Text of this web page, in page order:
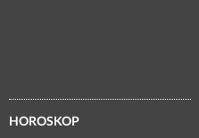
HOROSKOP